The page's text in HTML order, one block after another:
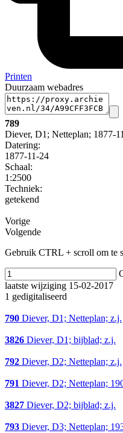
Printen
Duurzaam webadres
789
Diever, D1; Netteplan; 1877-
Datering:
1877-11-24
Schaal:
1:2500
Techniek:
getekend
Vorige
Volgende
Gebruik CTRL + scroll om te
laatste wijziging 15-02-2017
1 gedigitaliseerd
790 Diever, D1; Netteplan; z.j.
3826 Diever, D1; bijblad; z.j.
792 Diever, D2; Netteplan; z.j.
791 Diever, D2; Netteplan;
3827 Diever, D2; bijblad; z.j.
793 Diever, D3; Netteplan;